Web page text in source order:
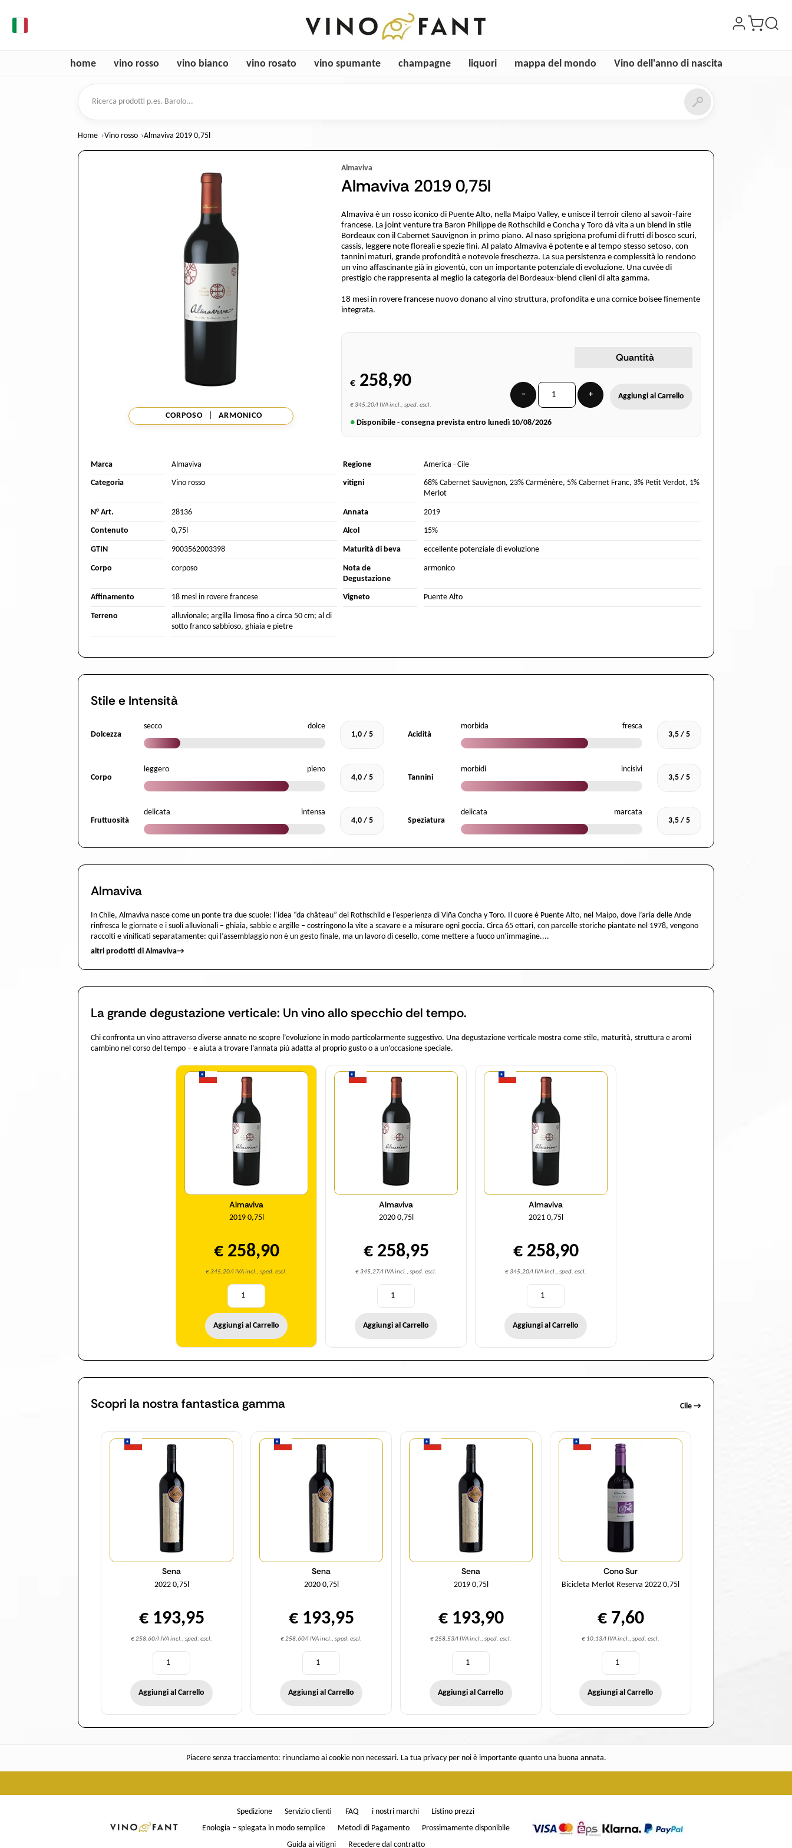
home vino rosso vino bianco vino rosato vino spumante champagne liquori mappa del mondo Vino dell'anno di nascita
Ricerca prodotti
Home Vino rosso Almaviva 2019 0,75l
CORPOSO ARMONICO
Almaviva
Almaviva 2019 0,75l
Almaviva è un rosso iconico di Puente Alto, nella Maipo Valley, e unisce il terroir cileno al savoir-faire
francese. La joint venture tra Baron Philippe de Rothschild e Concha y Toro dà vita a un blend in stile
Bordeaux con il Cabernet Sauvignon in primo piano. Al naso sprigiona profumi di frutti di bosco scuri,
cassis, leggere note floreali e spezie fini. Al palato Almaviva è potente e al tempo stesso setoso, con
tannini maturi, grande profondità e notevole freschezza. La sua persistenza e complessità lo rendono
un vino affascinante già in gioventù, con un importante potenziale di evoluzione. Una cuvée di
prestigio che rappresenta al meglio la categoria dei Bordeaux-blend cileni di alta gamma.
18 mesi in rovere francese nuovo donano al vino struttura, profondita e una cornice boisee finemente
integrata.
€258,90
€ 345,20/l IVA incl., sped. escl.
Quantità
− + Aggiungi al Carrello
●Disponibile - consegna prevista entro lunedì 10/08/2026
Marca Almaviva Regione America - Cile
Categoria Vino rosso vitigni 68% Cabernet Sauvignon, 23% Carménère, 5% Cabernet Franc, 3% Petit Verdot, 1%
Merlot
N° Art. 28136 Annata 2019
Contenuto 0,75l Alcol 15%
GTIN 9003562003398 Maturità di beva eccellente potenziale di evoluzione
Corpo corposo
Nota de
Degustazione
armonico
Affinamento 18 mesi in rovere francese Vigneto Puente Alto
Terreno
alluvionale; argilla limosa fino a circa 50 cm; al di
sotto franco sabbioso, ghiaia e pietre
Stile e Intensità
Dolcezza
secco
dolce
1,0 / 5
Acidità
morbida
fresca
3,5 / 5
Corpo
leggero
pieno
4,0 / 5
Tannini
morbidi
incisivi
3,5 / 5
Fruttuosità
delicata
intensa
4,0 / 5
Speziatura
delicata
marcata
3,5 / 5
Almaviva
In Chile, Almaviva nasce come un ponte tra due scuole: l’idea “da château” dei Rothschild e l’esperienza di Viña Concha y Toro. Il cuore è Puente Alto, nel Maipo, dove l’aria delle Ande
rinfresca le giornate e i suoli alluvionali – ghiaia, sabbie e argille – costringono la vite a scavare e a misurare ogni goccia. Circa 65 ettari, con parcelle storiche piantate nel 1978, vengono
raccolti e vinificati separatamente: qui l’assemblaggio non è un gesto finale, ma un lavoro di cesello, come mettere a fuoco un’immagine....
altri prodotti di Almaviva→
La grande degustazione verticale: Un vino allo specchio del tempo.
Chi confronta un vino attraverso diverse annate ne scopre l’evoluzione in modo particolarmente suggestivo. Una degustazione verticale mostra come stile, maturità, struttura e aromi
cambino nel corso del tempo – e aiuta a trovare l’annata più adatta al proprio gusto o a un’occasione speciale.
Almaviva
2019 0,75l
€ 258,90
€ 345,20/l IVA incl., sped. escl.
Quantità
Aggiungi al Carrello
Almaviva
2020 0,75l
€ 258,95
€ 345,27/l IVA incl., sped. escl.
Quantità
Aggiungi al Carrello
Almaviva
2021 0,75l
€ 258,90
€ 345,20/l IVA incl., sped. escl.
Quantità
Aggiungi al Carrello
Scopri la nostra fantastica gamma Cile →
Sena
2022 0,75l
€ 193,95
€ 258,60/l IVA incl., sped. escl.
Quantità
Aggiungi al Carrello
Sena
2020 0,75l
€ 193,95
€ 258,60/l IVA incl., sped. escl.
Quantità
Aggiungi al Carrello
Sena
2019 0,75l
€ 193,90
€ 258,53/l IVA incl., sped. escl.
Quantità
Aggiungi al Carrello
Cono Sur
Bicicleta Merlot Reserva 2022 0,75l
€ 7,60
€ 10,13/l IVA incl., sped. escl.
Quantità
Aggiungi al Carrello
Piacere senza tracciamento: rinunciamo ai cookie non necessari. La tua privacy per noi è importante quanto una buona annata.
Spedizione Servizio clienti FAQ i nostri marchi
Listino prezzi
Enologia – spiegata in modo semplice
Metodi di Pagamento
Prossimamente disponibile
Guida ai vitigni
Recedere dal contratto